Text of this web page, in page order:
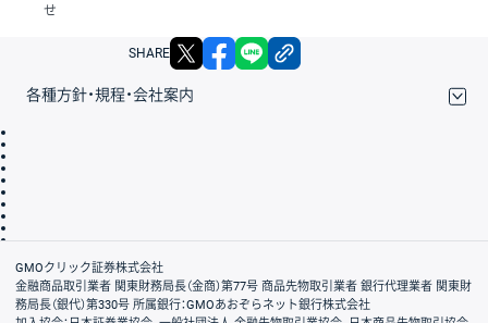
せ
SHARE X facebook
各種方針・規程・会社案内
会社案内
GMOクリック証券株式会社
金融商品取引業者 関東財務局長（金商）第77号 商品先物取引業者 銀行代理業者 関東財
務局長（銀代）第330号 所属銀行：GMOあおぞらネット銀行株式会社